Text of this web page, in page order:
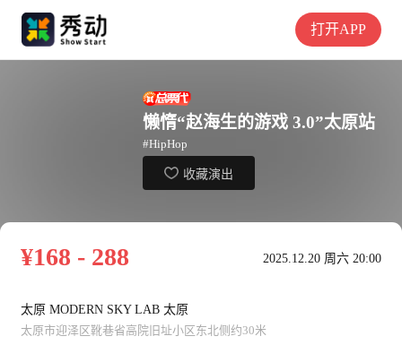
打开APP
懒惰“赵海生的游戏 3.0”太原站
#HipHop
收藏演出
¥168 - 288 2025.12.20 周六 20:00
太原 MODERN SKY LAB 太原
太原市迎泽区靴巷省高院旧址小区东北侧约30米